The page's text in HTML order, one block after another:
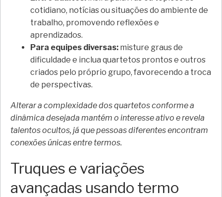
cotidiano, notícias ou situações do ambiente de
trabalho, promovendo reflexões e
aprendizados.
Para equipes diversas: misture graus de
dificuldade e inclua quartetos prontos e outros
criados pelo próprio grupo, favorecendo a troca
de perspectivas.
Alterar a complexidade dos quartetos conforme a
dinâmica desejada mantém o interesse ativo e revela
talentos ocultos, já que pessoas diferentes encontram
conexões únicas entre termos.
Truques e variações
avançadas usando termo